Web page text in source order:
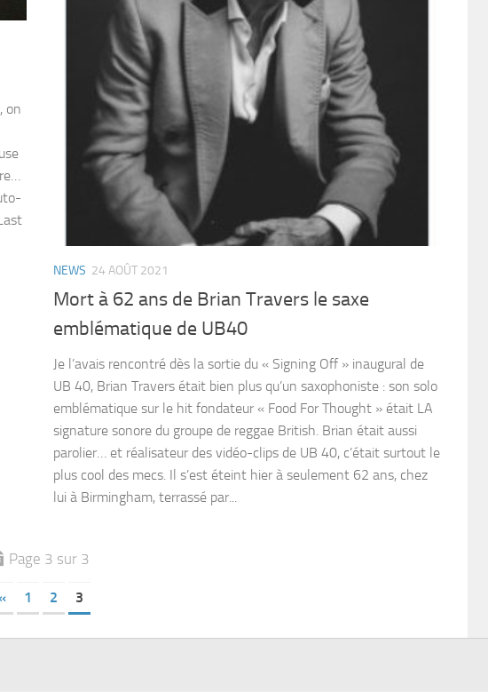
on
NEWS 24 AOÛT 2021
Mort à 62 ans de Brian Travers le saxe
emblématique de UB40
Je l’avais rencontré dès la sortie du « Signing Off » inaugural de
UB 40, Brian Travers était bien plus qu’un saxophoniste : son solo
emblématique sur le hit fondateur « Food For Thought » était LA
signature sonore du groupe de reggae British. Brian était aussi
parolier… et réalisateur des vidéo-clips de UB 40, c’était surtout le
plus cool des mecs. Il s’est éteint hier à seulement 62 ans, chez
lui à Birmingham, terrassé par...
Page 3 sur 3
1 2 3